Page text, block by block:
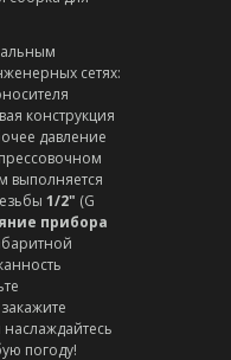
сетях:
конструкция
давление
выполняется
1/2" (G
прибора
погоду!